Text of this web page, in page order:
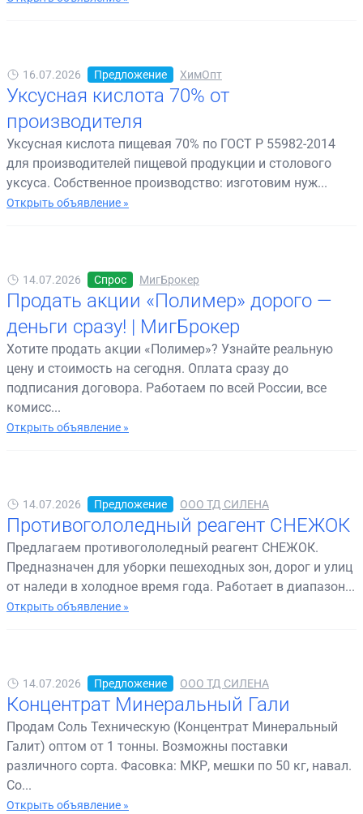
16.07.2026 Предложение ХимОпт
Уксусная кислота 70% от
производителя
Уксусная кислота пищевая 70% по ГОСТ Р 55982-2014
для производителей пищевой продукции и столового
уксуса. Собственное производство: изготовим нуж...
Открыть объявление »
14.07.2026 Спрос МигБрокер
Продать акции «Полимер» дорого —
деньги сразу! | МигБрокер
Хотите продать акции «Полимер»? Узнайте реальную
цену и стоимость на сегодня. Оплата сразу до
подписания договора. Работаем по всей России, все
комисс...
Открыть объявление »
14.07.2026 Предложение ООО ТД СИЛЕНА
Противогололедный реагент СНЕЖОК
Предлагаем противогололедный реагент СНЕЖОК.
Предназначен для уборки пешеходных зон, дорог и улиц
от наледи в холодное время года. Работает в диапазон...
Открыть объявление »
14.07.2026 Предложение ООО ТД СИЛЕНА
Концентрат Минеральный Гали
Продам Соль Техническую (Концентрат Минеральный
Галит) оптом от 1 тонны. Возможны поставки
различного сорта. Фасовка: МКР, мешки по 50 кг, навал.
Со...
Открыть объявление »